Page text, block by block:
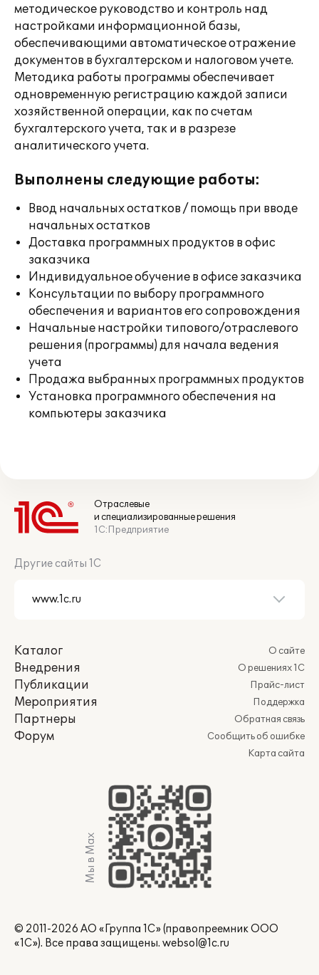
методическое руководство и контроль над
настройками информационной базы,
обеспечивающими автоматическое отражение
документов в бухгалтерском и налоговом учете.
Методика работы программы обеспечивает
одновременную регистрацию каждой записи
хозяйственной операции, как по счетам
бухгалтерского учета, так и в разрезе
аналитического учета.
Выполнены следующие работы:
Ввод начальных остатков / помощь при вводе
начальных остатков
Доставка программных продуктов в офис
заказчика
Индивидуальное обучение в офисе заказчика
Консультации по выбору программного
обеспечения и вариантов его сопровождения
Начальные настройки типового/отраслевого
решения (программы) для начала ведения
учета
Продажа выбранных программных продуктов
Установка программного обеспечения на
компьютеры заказчика
Отраслевые
и специализированные решения
1С:Предприятие
Другие сайты 1С
Каталог
Внедрения
Публикации
Мероприятия
Партнеры
Форум
О сайте
О решениях 1С
Прайс-лист
Поддержка
Обратная связь
Сообщить об ошибке
Карта сайта
Мы в Max
© 2011-2026 АО «Группа 1С» (правопреемник ООО
«1С»). Все права защищены. websol@1c.ru